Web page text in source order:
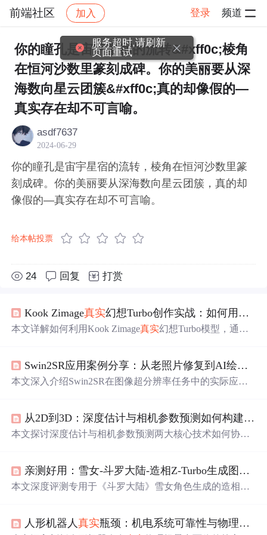
前端社区 加入 登录 频道
社区 前端社区 感慨 帖子详情
你的瞳孔是宙宇星宿的流转&#xff0c;棱角
在恒河沙数里篆刻成碑。你的美丽要从深
海数向星云团簇&#xff0c;真的却像假的—
真实存在却不可言喻。
asdf7637
2024-06-29
你的瞳孔是宙宇星宿的流转，棱角在恒河沙数里篆
刻成碑。你的美丽要从深海数向星云团簇，真的却
像假的—真实存在却不可言喻。
给本帖投票
24 回复 打赏
Kook Zimage真实幻想Turbo创作实战：如何用简单提示词生成电影级奇幻人像
本文详解如何利用Kook Zimage真实幻想Turbo模型，通过
Scale参数优化，稳定生成兼具 真实肌肤质感与奇幻元素的
电影级人像。重点突出AI图像生成中的提示词设计逻辑、
Swin2SR应用案例分享：从老照片修复到AI绘图后期，
本文深入介绍Swin2SR在图像超分辨率任务中的实际应
制，区别于传统插值放大；强调其在JPG压缩伪影抑制、A
I生成噪声修复和老旧图像退化复原方面的针对性优势，并
从2D到3D：深度估计与相机参数预测如何构建
真实
本文探讨深度估计与相机参数预测两大核心技术如何协同
外参（位姿）预测原理，并介绍MoGe、Metric3D v2、Wild
Camera及PerspectiveFields等主流模型的实际性能表现。内
效果验证。
亲测好用：雪女-斗罗大陆-造相Z-Turbo生成图片质量分享，细节拉满
本文深度评测专用于《斗罗大陆》雪女角色生成的造相Z-T
倒影、发梢冰晶、肌肤冷白光泽等）及良好复杂提示词理
人形机器人真实瓶颈：机电系统可靠性与物理世界适配
服务超时,请刷新
页面重试